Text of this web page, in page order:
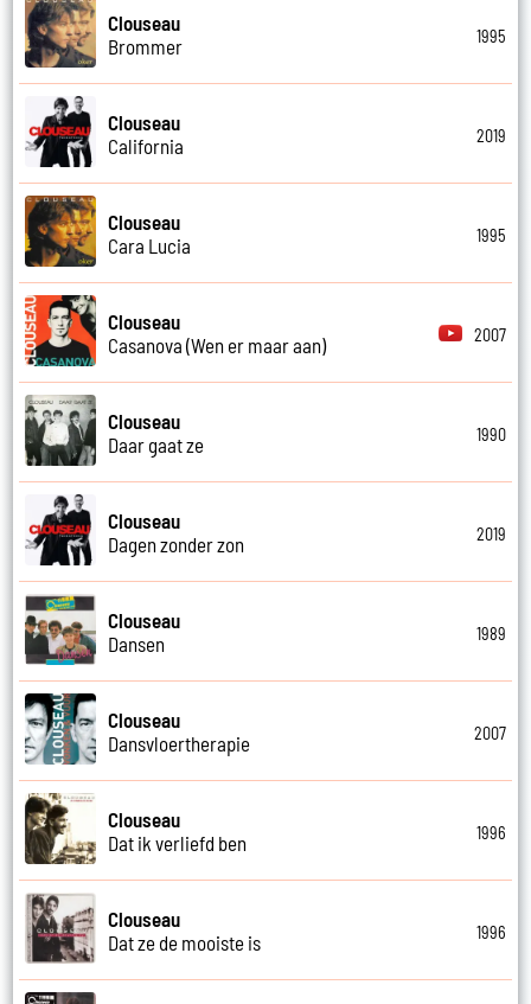
Clouseau
Brommer
1995
Clouseau
California
2019
Clouseau
Cara Lucia
1995
Clouseau
Casanova (Wen er maar aan)
2007
Clouseau
Daar gaat ze
1990
Clouseau
Dagen zonder zon
2019
Clouseau
Dansen
1989
Clouseau
Dansvloertherapie
2007
Clouseau
Dat ik verliefd ben
1996
Clouseau
Dat ze de mooiste is
1996